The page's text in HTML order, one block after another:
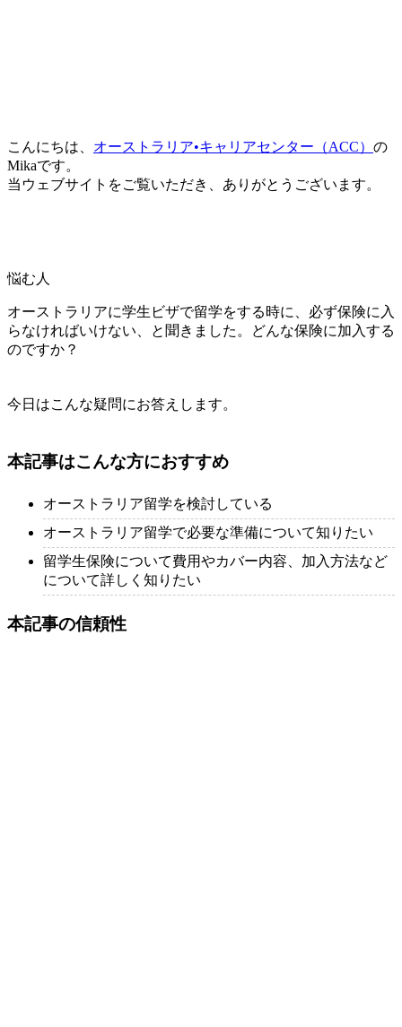
こんにちは、 オーストラリア•キャリアセンター（ACC） の
Mikaです。
当ウェブサイトをご覧いただき、ありがとうございます。
悩む人
オーストラリアに学生ビザで留学をする時に、必ず保険に入
らなければいけない、と聞きました。どんな保険に加入する
のですか？
今日はこんな疑問にお答えします。
本記事はこんな方におすすめ
オーストラリア留学を検討している
オーストラリア留学で必要な準備について知りたい
留学生保険について費用やカバー内容、加入方法など
について詳しく知りたい
本記事の信頼性